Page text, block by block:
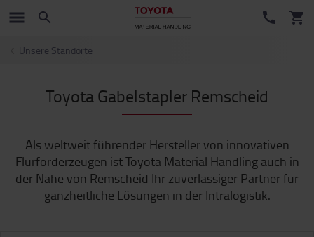
Unsere Standorte
Toyota Gabelstapler Remscheid
Als weltweit führender Hersteller von innovativen
Flurförderzeugen ist Toyota Material Handling auch in
der Nähe von Remscheid Ihr zuverlässiger Partner für
ganzheitliche Lösungen in der Intralogistik.